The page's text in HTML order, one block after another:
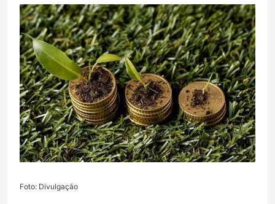
Foto: Divulgação